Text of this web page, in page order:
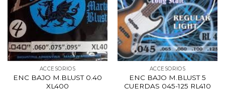
ACCESORIOS
ENC BAJO M.BLUST 0.40
XL400
ACCESORIOS
ENC BAJO M.BLUST 5
CUERDAS 045-125 RL410